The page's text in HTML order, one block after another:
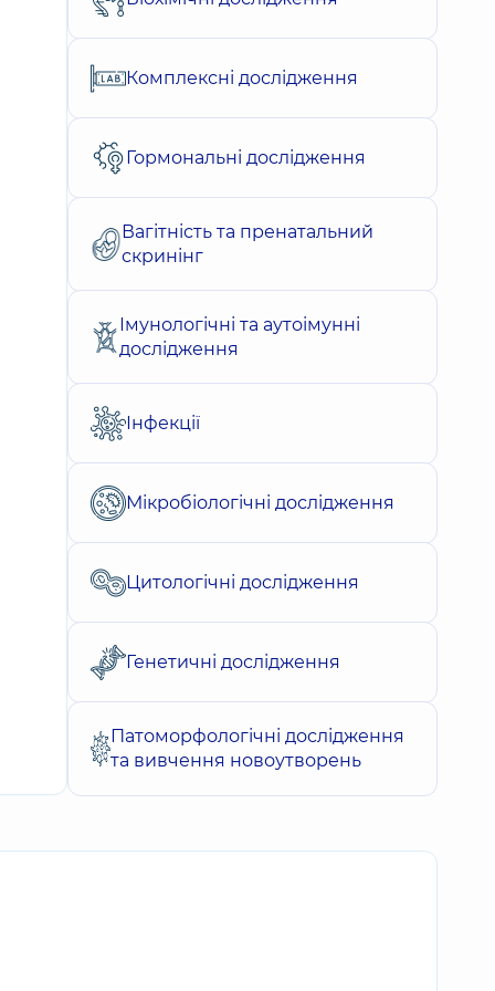
Комплексні дослідження
Гормональні дослідження
Вагітність та пренатальний
скринінг
Імунологічні та аутоімунні
дослідження
Інфекції
Мікробіологічні дослідження
Цитологічні дослідження
Генетичні дослідження
Патоморфологічні дослідження
та вивчення новоутворень